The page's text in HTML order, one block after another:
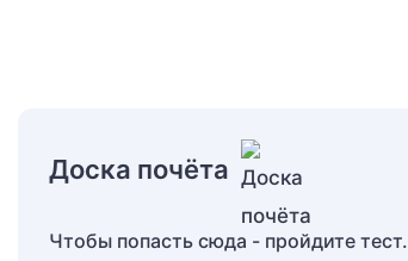
Доска почёта
Чтобы попасть сюда - пройдите тест.